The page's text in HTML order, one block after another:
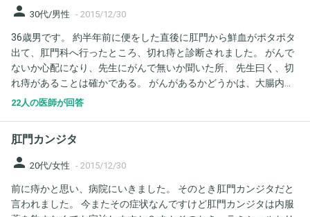
person 30代/男性 - 2015/12/30
36歳男です。 約半年前に便をした直後に肛門から鮮血がポタポタ
出て、肛門科へ行ったところ、切れ痔と診断されました。 がんで
ないか心配になり、先生にがんで無いか聞いた所、 先生曰く、切
れ痔があることは確かである。 がんがあるかどうかは、大腸内視
鏡検査をしないと分からない。 内視鏡検査は、希望があればしま
出ることは無いです。 大腸内視鏡検査はやっていません。 質問
１．もしもがんであったら、肛門からの鮮血はステロイドで止ま
らの鮮血がステロイドで止まったということは、今回の鮮血が出
た原因は、がんではなく、切れ痔が原因ということでしょうか。
22人の医師が回答
肛門カンジタ
person 20代/女性 - 2015/12/30
前に痔かと思い、病院にいきました。 そのとき肛門カンジタだと
言われました。 今またその症状なんですけど肛門カンジタは内服